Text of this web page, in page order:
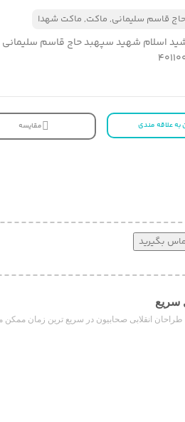
حاج قاسم سلیمانی, ماکت, ماکت شهدا
اسلام شهید سپهبد حاج قاسم سلیمانی
به علاقه مندی مقایسه
بگیرید
سریع
انقلابی صحابیون در سریع ترین زمان ممکن